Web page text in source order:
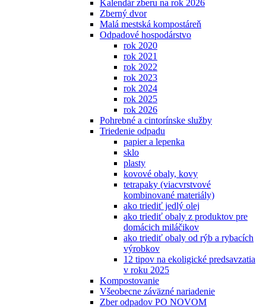
Kalendár zberu na rok 2026
Zberný dvor
Malá mestská kompostáreň
Odpadové hospodárstvo
rok 2020
rok 2021
rok 2022
rok 2023
rok 2024
rok 2025
rok 2026
Pohrebné a cintorínske služby
Triedenie odpadu
papier a lepenka
sklo
plasty
kovové obaly, kovy
tetrapaky (viacvrstvové
kombinované materiály)
ako triediť jedlý olej
ako triediť obaly z produktov pre
domácich miláčikov
ako triediť obaly od rýb a rybacích
výrobkov
12 tipov na ekoligické predsavzatia
v roku 2025
Kompostovanie
Všeobecne záväzné nariadenie
Zber odpadov PO NOVOM